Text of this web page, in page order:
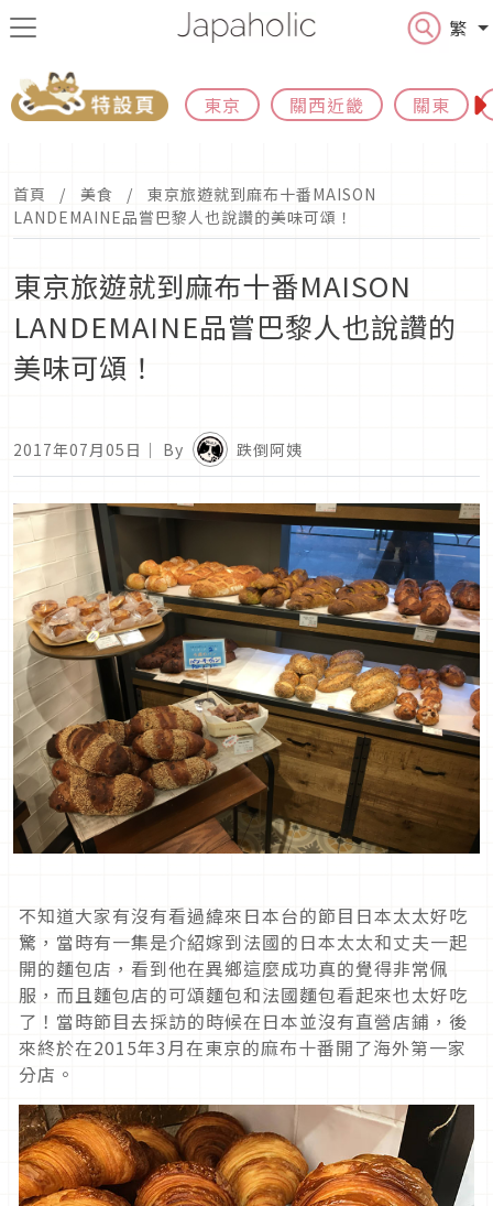
繁
東京 關西近畿 關東
首頁 美食
東京旅遊就到麻布十番MAISON
LANDEMAINE品嘗巴黎人也說讚的美味可頌！
東京旅遊就到麻布十番MAISON
LANDEMAINE品嘗巴黎人也說讚的
美味可頌！
2017年07月05日 ｜ By 跌倒阿姨
不知道大家有沒有看過緯來日本台的節目日本太太好吃
驚，當時有一集是介紹嫁到法國的日本太太和丈夫一起
開的麵包店，看到他在異鄉這麼成功真的覺得非常佩
服，而且麵包店的可頌麵包和法國麵包看起來也太好吃
了！當時節目去採訪的時候在日本並沒有直營店鋪，後
來終於在2015年3月在東京的麻布十番開了海外第一家
分店。